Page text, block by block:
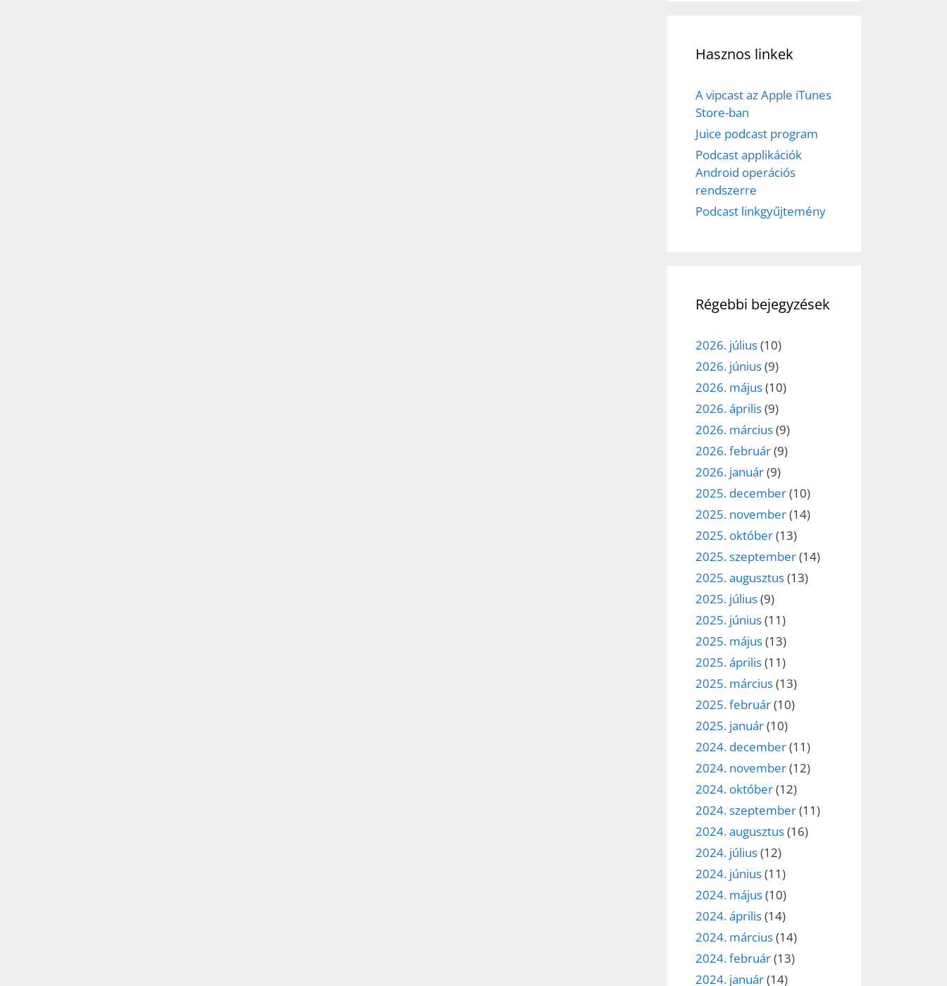
Hasznos linkek
A vipcast az Apple iTunes
Store-ban
Juice podcast program
Podcast applikációk
Android operációs
rendszerre
Podcast linkgyűjtemény
Régebbi bejegyzések
2026. július(10)
2026. június(9)
2026. május(10)
2026. április(9)
2026. március(9)
2026. február(9)
2026. január(9)
2025. december(10)
2025. november(14)
2025. október(13)
2025. szeptember(14)
2025. augusztus(13)
2025. július(9)
2025. június(11)
2025. május(13)
2025. április(11)
2025. március(13)
2025. február(10)
2025. január(10)
2024. december(11)
2024. november(12)
2024. október(12)
2024. szeptember(11)
2024. augusztus(16)
2024. július(12)
2024. június(11)
2024. május(10)
2024. április(14)
2024. március(14)
2024. február(13)
2024. január(14)